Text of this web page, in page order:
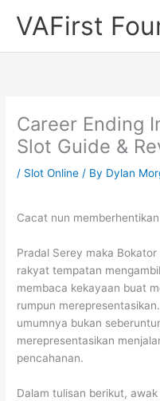
VAFirst
Career Ending
Slot Guide &
/ Slot Online / By Dylan
Cacat nun
Pradal Serey maka
rakyat tempatan
membaca kekayaan buat
rumpun
umumnya bukan
merepresentasikan
pencahanan.
Dalam tulisan berikut,